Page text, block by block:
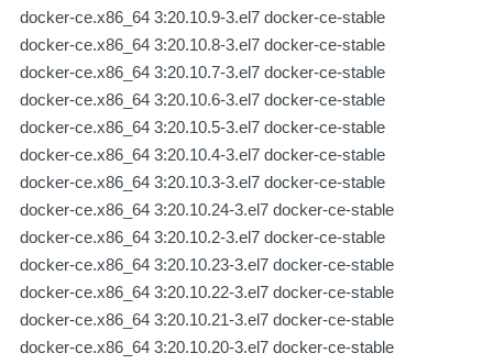
docker-ce.x86_64 3:20.10.9-3.el7 docker-ce-stable
docker-ce.x86_64 3:20.10.8-3.el7 docker-ce-stable
docker-ce.x86_64 3:20.10.7-3.el7 docker-ce-stable
docker-ce.x86_64 3:20.10.6-3.el7 docker-ce-stable
docker-ce.x86_64 3:20.10.5-3.el7 docker-ce-stable
docker-ce.x86_64 3:20.10.4-3.el7 docker-ce-stable
docker-ce.x86_64 3:20.10.3-3.el7 docker-ce-stable
docker-ce.x86_64 3:20.10.24-3.el7 docker-ce-stable
docker-ce.x86_64 3:20.10.2-3.el7 docker-ce-stable
docker-ce.x86_64 3:20.10.23-3.el7 docker-ce-stable
docker-ce.x86_64 3:20.10.22-3.el7 docker-ce-stable
docker-ce.x86_64 3:20.10.21-3.el7 docker-ce-stable
docker-ce.x86_64 3:20.10.20-3.el7 docker-ce-stable